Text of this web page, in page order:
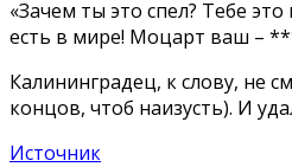
«Зачем ты это спел? Тебе
есть в мире! Моцарт ваш –
Калининградец, к слову, не
концов, чтоб наизусть). И
Источник